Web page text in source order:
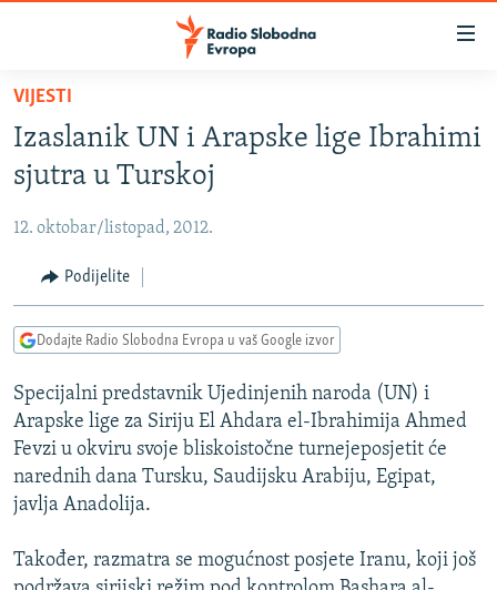
Pređite
glavni
sadržaj
Pređite
na
navigaciju
Pređite
na
VIJESTI
BOSNA I HERCEGOVINA
SRBIJA
KOSOVO
CRNA GORA
VIDEO
FOTOGALERIJE
INFOGRAFIKE
PODCASTI
RAT U UKRAJINI
KINA NA BALKANU
RSE PRIČE IZ SVIJETA
ISPRIČAJ MI
DNEVNO@RSE
VIJESTI
Izaslanik UN i Arapske lige Ibrahimi
sjutra u Turskoj
12. oktobar/listopad, 2012.
Podijelite
Dodajte Radio Slobodna Evropa u vaš Google izvor
Specijalni predstavnik Ujedinjenih naroda (UN) i
Arapske lige za Siriju El Ahdara el-Ibrahimija Ahmed
Fevzi u okviru svoje bliskoistočne turnejeposjetit će
narednih dana Tursku, Saudijsku Arabiju, Egipat,
javlja Anadolija.
Također, razmatra se mogućnost posjete Iranu, koji još